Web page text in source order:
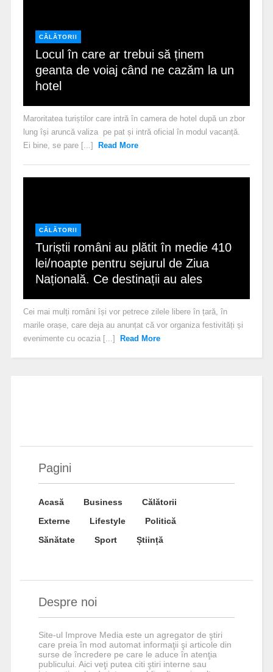
CĂLĂTORII
Locul în care ar trebui să ținem
geanta de voiaj când ne cazăm la un
hotel
Maroritatea turiștilor care intră în camera de hotel după un zbor
lung își aruncă valiza pe pat și intră oficial în modul vacanță.
Ei bine, se pare [...]
Read More
CĂLĂTORII
Turiștii români au plătit în medie 410
lei/noapte pentru sejurul de Ziua
Națională. Ce destinații au ales
Cei mai mulți români își vor petrece zilele libere în țară, în
marile orașe, care deja au anunțat că vor organiza festivități și
evenimente cu ocazia [...]
Read More
Pagini
Acasă Business
Călătorii
Externe
Lifestyle
Politică
Sănătate
Sport Știință
Despre noi
Site-ul Improve Media este un agregator de ştiri
care preia în mod automat informaţii şi articole din
surse de încredere pe care le aduce în atenţia
publicului. Aici veţi putea citi ştiri interne sau